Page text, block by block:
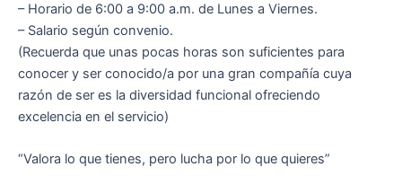
– Horario de 6:00 a 9:00 a.m. de Lunes a Viernes.
– Salario según convenio.
(Recuerda que unas pocas horas son suficientes para
conocer y ser conocido/a por una gran compañía cuya
razón de ser es la diversidad funcional ofreciendo
excelencia en el servicio)
“Valora lo que tienes, pero lucha por lo que quieres”